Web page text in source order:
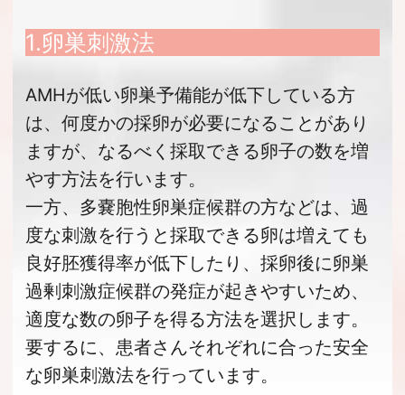
1.卵巣刺激法
AMHが低い卵巣予備能が低下している方
は、何度かの採卵が必要になることがあり
ますが、なるべく採取できる卵子の数を増
やす方法を行います。
一方、多嚢胞性卵巣症候群の方などは、過
度な刺激を行うと採取できる卵は増えても
良好胚獲得率が低下したり、採卵後に卵巣
過剰刺激症候群の発症が起きやすいため、
適度な数の卵子を得る方法を選択します。
要するに、患者さんそれぞれに合った安全
な卵巣刺激法を行っています。